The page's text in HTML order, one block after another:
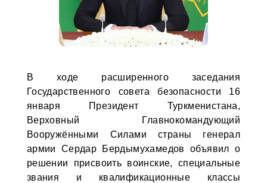
В ходе расширенного заседания
Государственного совета безопасности 16
января Президент Туркменистана,
Верховный Главнокомандующий
Вооружёнными Силами страны генерал
армии Сердар Бердымухамедов объявил о
решении присвоить воинские, специальные
звания и квалификационные классы